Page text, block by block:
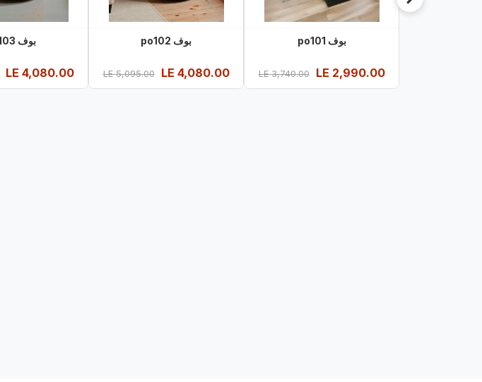
بوف po101
2,990.00
3,740.00
LE
بوف po102
4,080.00
5,095.00
LE
بوف po103
4,080.00